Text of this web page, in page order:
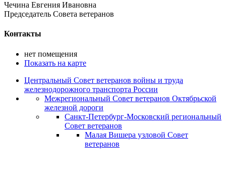
Чечина Евгения Ивановна
Председатель Совета ветеранов
Контакты
нет помещения
Показать на карте
Центральный Совет ветеранов войны и труда
железнодорожного транспорта России
Межрегиональный Совет ветеранов Октябрьской
железной дороги
Санкт-Петербург-Московский региональный
Совет ветеранов
Малая Вишера узловой Совет
ветеранов